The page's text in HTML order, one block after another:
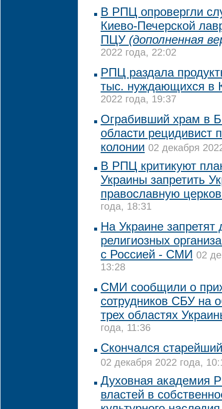
В РПЦ опровергли
Киево-Печерской
ПЦУ (дополненная
2022 года, 22:02
РПЦ раздала
тыс. нуждающихся в
2022 года, 19:37
Ограбивший храм в
области рецидивист
колонии 02 декабря
В РПЦ критикуют
Украины запретить
православную
года, 18:31
На Украине запретят
религиозных
с Россией - СМИ 02
13:28
СМИ сообщили о
сотрудников СБУ на
трех областях
года, 11:36
Скончался
02 декабря 2022 года,
Духовная академия
властей в